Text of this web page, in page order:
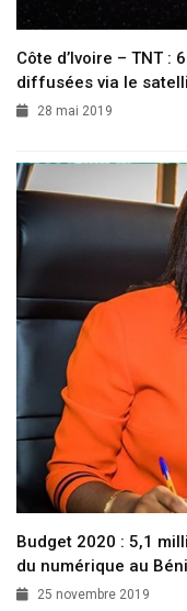
Côte d’Ivoire – TNT
diffusées via le
28 mai 2019
Budget 2020 : 5,1
du numérique au
25 novembre 2019